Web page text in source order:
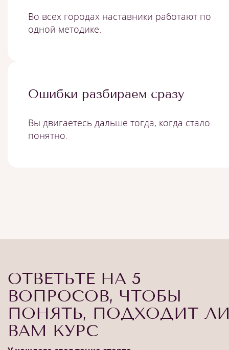
Во всех городах наставники работают по
одной методике.
Ошибки разбираем сразу
Вы двигаетесь дальше тогда, когда стало
понятно.
ОТВЕТЬТЕ НА 5
ВОПРОСОВ, ЧТОБЫ
ПОНЯТЬ, ПОДХОДИТ
ВАМ КУРС